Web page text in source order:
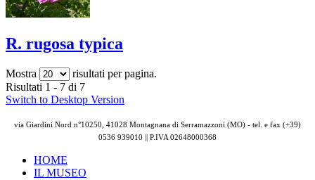
R. rugosa typica
Mostra
risultati per pagina.
Risultati 1 - 7 di 7
Switch to Desktop Version
via Giardini Nord n°10250, 41028 Montagnana di Serramazzoni (MO) - tel. e fax (+39)
0536 939010 || P.IVA 02648000368
HOME
IL MUSEO